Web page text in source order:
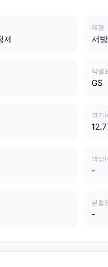
제
제형
서
식별
GS
크기
색상(
-
분할
-